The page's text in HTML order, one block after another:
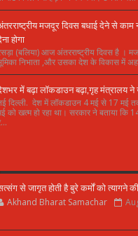
मजदूर दिवस बधाई देने से
होगा
(बलिया) आज अंतरराष्ट्रीय दिवस है ।
निभाता ,और उसका देश के विकास में
में बढ़ा लॉकडाउन बढ़ा,गृह मंत्रालय ने
दिल्ली. देश में लॉकडाउन 4 मई से 17 मई
को खत्म हो रहा था। सरकार ने बताया कि
से जागृत होती है बुरे कर्मों को त्यागने की
Akhand Bharat Samachar